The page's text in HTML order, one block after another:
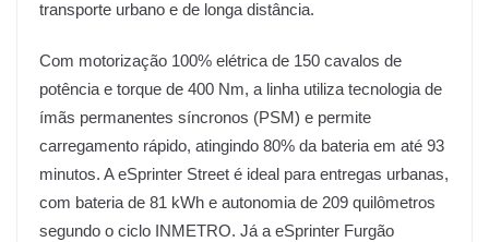
transporte urbano e de longa distância.
Com motorização 100% elétrica de 150 cavalos de
potência e torque de 400 Nm, a linha utiliza tecnologia de
ímãs permanentes síncronos (PSM) e permite
carregamento rápido, atingindo 80% da bateria em até 93
minutos. A eSprinter Street é ideal para entregas urbanas,
com bateria de 81 kWh e autonomia de 209 quilômetros
segundo o ciclo INMETRO. Já a eSprinter Furgão